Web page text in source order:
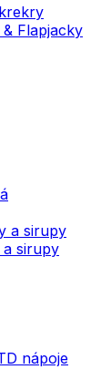
Flapjacky
a sirupy
a sirupy
nápoje